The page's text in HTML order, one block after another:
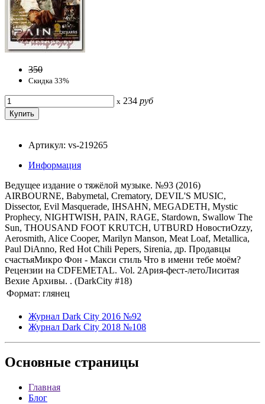
350
Скидка 33%
x 234 руб
Артикул: vs-219265
Информация
Ведущее издание о тяжёлой музыке. №93 (2016)
AIRBOURNE, Babymetal, Crematory, DEVIL'S MUSIC,
Dissector, Evil Masquerade, IHSAHN, MEGADETH, Mystic
Prophecy, NIGHTWISH, PAIN, RAGE, Stardown, Swallow The
Sun, THOUSAND FOOT KRUTCH, UTBURD НовостиOzzy,
Aerosmith, Alice Cooper, Marilyn Manson, Meat Loaf, Metallica,
Paul DiAnno, Red Hot Chili Pepers, Sirenia, др. Продавцы
счастьяМикро Фон - Макси стиль Что в имени тебе моём?
Рецензии на CDFEMETAL. Vol. 2Ария-фест-летоЛиситая
Вехие Архивы. . (DarkCity #18)
Формат: глянец
Журнал Dark City 2016 №92
Журнал Dark City 2018 №108
Основные страницы
Главная
Блог